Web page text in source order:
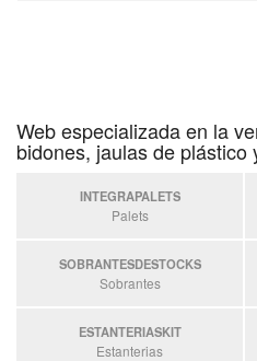
Web especializada en la
bidones, jaulas de plástico
INTEGRAPALETS
Palets
SOBRANTESDESTOCKS
Sobrantes
ESTANTERIASKIT
Estanterias